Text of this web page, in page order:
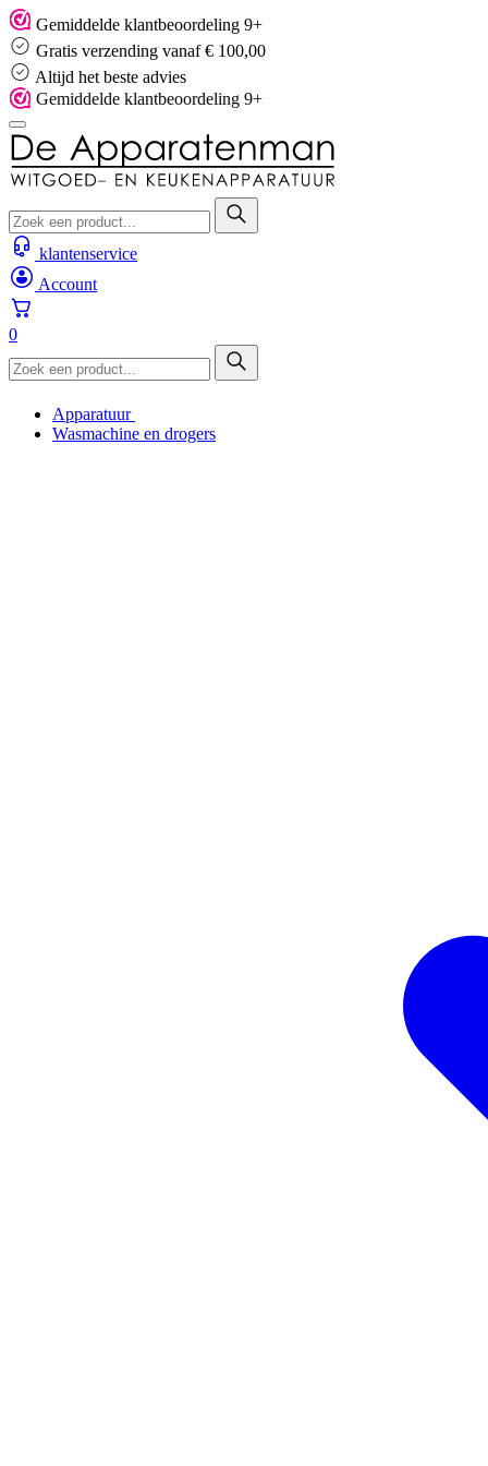
Skip
to
content
Gemiddelde klantbeoordeling 9+
Gratis verzending vanaf € 100,00
Altijd het beste advies
Gemiddelde klantbeoordeling 9+
klantenservice
Account
0
Apparatuur
Wasmachine en drogers